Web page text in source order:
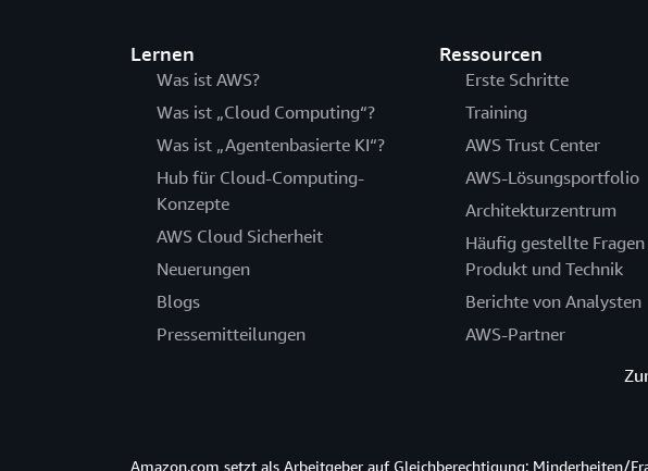
Lernen
Was ist AWS?
Was ist „Cloud Computing“?
Was ist „Agentenbasierte KI“?
Hub für Cloud-Computing-
Konzepte
AWS Cloud Sicherheit
Neuerungen
Blogs
Pressemitteilungen
Ressourcen
Erste Schritte
Training
AWS Trust Center
AWS-Lösungsportfolio
Architekturzentrum
Häufig gestellte Fragen
Produkt und Technik
Berichte von Analysten
AWS-Partner
Amazon.com setzt als Arbeitgeber auf Gleichberechtigung: Minderheiten/